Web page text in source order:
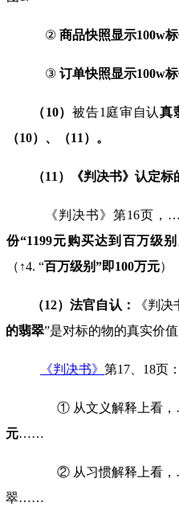
② 商品快照显示100w标
③ 订单快照显示100w标
（10）被告1 庭审自认真
（10）、（11 ） 。
（11 ）《判决书》认定标
《判决书》第16页，
份“1199元购买达到 百万级别
（↑4. “百万级别”即100万元）
（12）法官自认： 《判
的翡翠”是对标的物的真实价
《判决书》 第17 18页：
① 从文义解释上看
元……
② 从习惯解释上看
翠……